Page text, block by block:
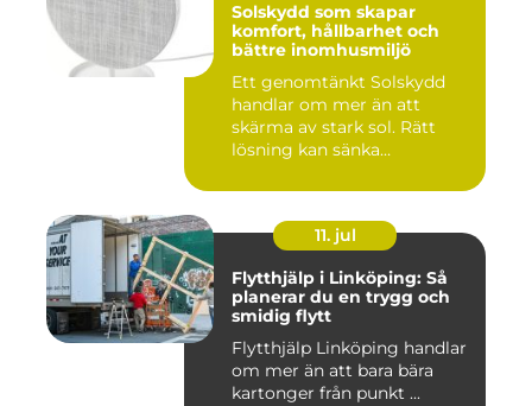
Solskydd som skapar
komfort, hållbarhet och
bättre inomhusmiljö
Ett genomtänkt Solskydd
handlar om mer än att
skärma av stark sol. Rätt
lösning kan sänka
11. jul
Flytthjälp i Linköping: Så
planerar du en trygg och
smidig flytt
Flytthjälp Linköping handlar
om mer än att bara bära
kartonger från punkt ...